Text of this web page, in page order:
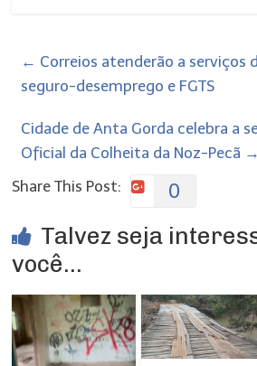
← Correios atenderão a serviços
seguro-desemprego e FGTS
Cidade de Anta Gorda celebra a
Oficial da Colheita da Noz-Pecã →
Share This Post:
0
Talvez seja
você...